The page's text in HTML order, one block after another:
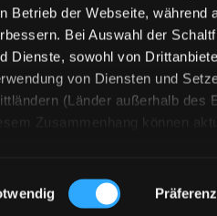
Betrieb der Webseite, während
Bei Auswahl der
Dienste, sowohl von
von Diensten und
(Länder außerhalb des
Zusammenhang können
zeigen“ finden Sie
Selbstverständlich
Über uns
Jobs
Medienwunsch
FAQs